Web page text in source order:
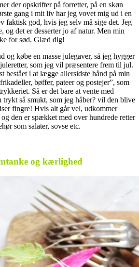
der opskrifter på forretter, på en skøn
gang i mit liv har jeg vovet mig ud i en
faktisk god, hvis jeg selv må sige det. Jeg
og det er desserter jo af natur. Men min
for sød. Glæd dig!
og købe en masse julegaver, så jeg hygger
som jeg vil præsentere frem til jul.
bestået i at lægge allersidste hånd på min
bøffer, pateer og postejer”, som
Så er det bare at vente med
så smukt, som jeg håber? vil den blive
fingre! Hvis alt går vel, udkommer
den er spækket med over hundrede retter
som salater, sovse etc.
og kærlighed